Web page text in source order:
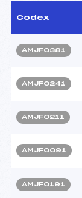
Codex
AMJF0381
AMJF0241
AMJF0211
AMJF0091
AMJF0191